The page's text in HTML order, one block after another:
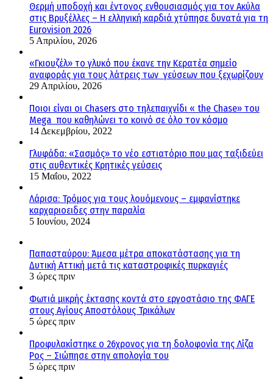
Θερμή υποδοχή και έντονος ενθουσιασμός για τον Ακύλα
στις Βρυξέλλες – Η ελληνική καρδιά χτύπησε δυνατά για τη
Eurovision 2026
5 Απριλίου, 2026
«Γκιουζέλ» το γλυκό που έκανε την Κερατέα σημείο
αναφοράς για τους λάτρεις των γεύσεων που ξεχωρίζουν
29 Απριλίου, 2026
Ποιοι είναι οι Chasers στο τηλεπαιχνίδι « the Chase» του
Mega που καθηλώνει το κοινό σε όλο τον κόσμο
14 Δεκεμβρίου, 2022
Γλυφάδα: «Σασμός» το νέο εστιατόριο που μας ταξιδεύει
στις αυθεντικές Κρητικές γεύσεις
15 Μαΐου, 2022
Λάρισα: Τρόμος για τους λουόμενους – εμφανίστηκε
καρχαριοειδες στην παραλία
5 Ιουνίου, 2024
Παπασταύρου: Άμεσα μέτρα αποκατάστασης για τη
Δυτική Αττική μετά τις καταστροφικές πυρκαγιές
3 ώρες πριν
Φωτιά μικρής έκτασης κοντά στο εργοστάσιο της ΦΑΓΕ
στους Αγίους Αποστόλους Τρικάλων
5 ώρες πριν
Προφυλακίστηκε ο 26χρονος για τη δολοφονία της Λίζα
Ρος – Σιώπησε στην απολογία του
5 ώρες πριν